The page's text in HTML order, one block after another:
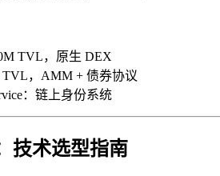
TVL，原生 DEX
TVL，AMM + 债券协议
：链上身份系统
技术选型指南